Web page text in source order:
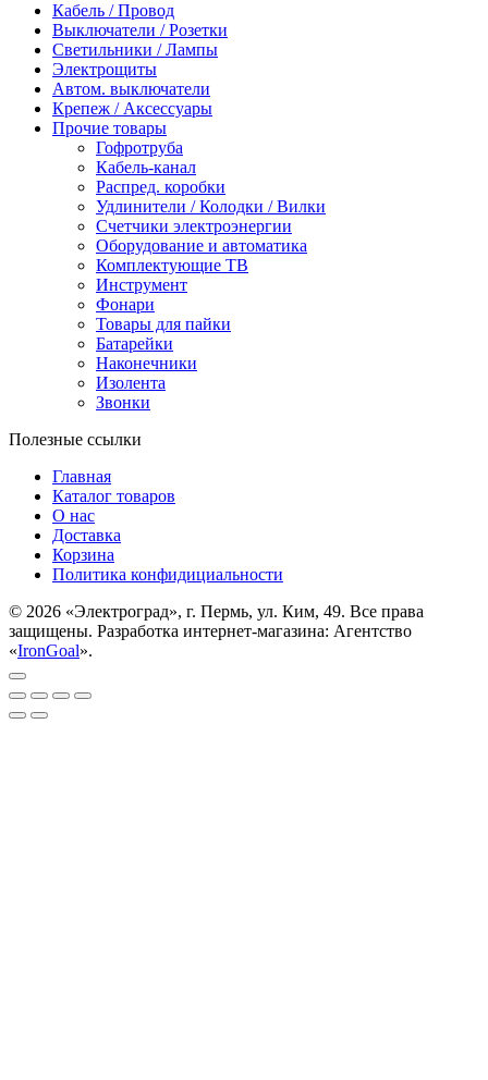
Кабель / Провод
Выключатели / Розетки
Светильники / Лампы
Электрощиты
Автом. выключатели
Крепеж / Аксессуары
Прочие товары
Гофротруба
Кабель-канал
Распред. коробки
Удлинители / Колодки / Вилки
Счетчики электроэнергии
Оборудование и автоматика
Комплектующие ТВ
Инструмент
Фонари
Товары для пайки
Батарейки
Наконечники
Изолента
Звонки
Полезные ссылки
Главная
Каталог товаров
О нас
Доставка
Корзина
Политика конфидициальности
© 2026 «Электроград», г. Пермь, ул. Ким, 49. Все права
защищены. Разработка интернет-магазина: Агентство
«IronGoal».